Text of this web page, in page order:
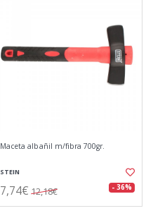
Maceta albañil m/fibra 700gr.
STEIN
7,74€ 12,18€ - 36%